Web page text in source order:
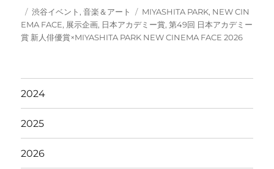
投
稿
日:
カ
テ
ゴ
渋谷イベント ,音楽＆アート
タ
グ
MIYASHITA PARK, NEW CIN
EMA FACE, 展示企画, 日本アカデミー賞,第49回 日本アカデミー
賞 新人俳優賞×MIYASHITA PARK NEW CINEMA FACE 2026
2024
2025
2026